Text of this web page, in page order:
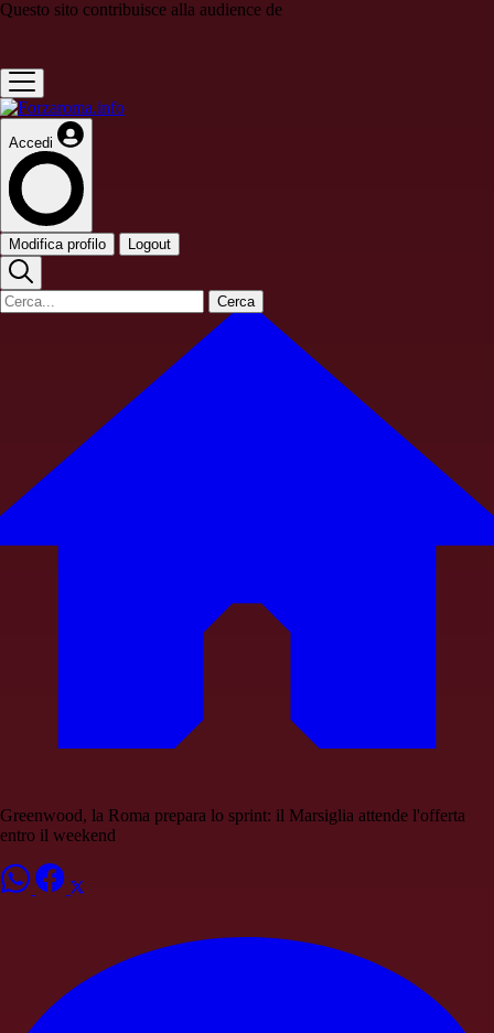
Questo sito contribuisce alla audience de
Accedi
Modifica profilo Logout
Cerca
Greenwood, la Roma prepara lo sprint: il Marsiglia attende l'offerta
entro il weekend